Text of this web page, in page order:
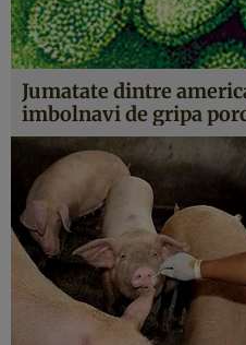
Jumatate dintre
imbolnavi de gripa